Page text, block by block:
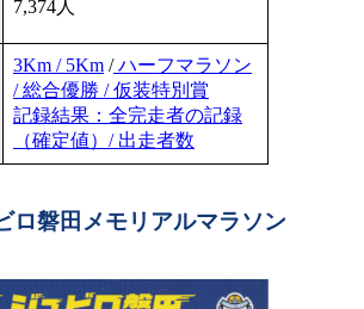
7,374人
3Km / 5Km /ハーフマラソン
/ 総合優勝 / 仮装特別賞
記録結果：全完走者の記録
（確定値）/ 出走者数
ロ磐田メモリアルマラソン